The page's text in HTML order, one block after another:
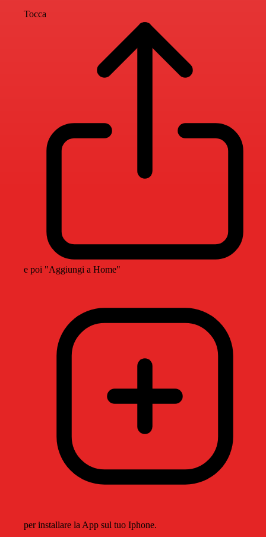
Tocca
e poi "Aggiungi a Home"
per installare la App sul tuo Iphone.